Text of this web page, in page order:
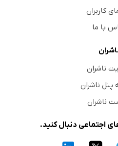
کاربران
با ما
ناشران
پنل ناشران
ناشران
اجتماعی دنبال کنید.